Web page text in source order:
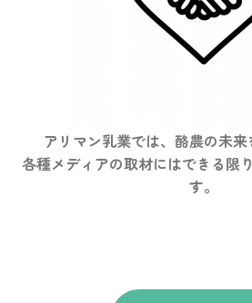
アリマン乳業では、酪農の未
各種メディアの取材にはできる限
す。